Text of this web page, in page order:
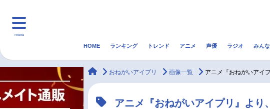
menu
マンガ・ラノベ ゲーム・アプリ 音楽
HOME ランキング トレンド アニメ 声優 ラジオ みん
animateTimes
おねがいアイプリ 画像一覧 アニメ『おねがいアイ
アニメ『おねがいアイプリ』より